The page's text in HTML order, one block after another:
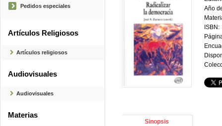
Pedidos especiales
Artículos Religiosos
Artículos religiosos
Audiovisuales
Audiovisuales
Materias
Año
ISBN:
Sinopsis